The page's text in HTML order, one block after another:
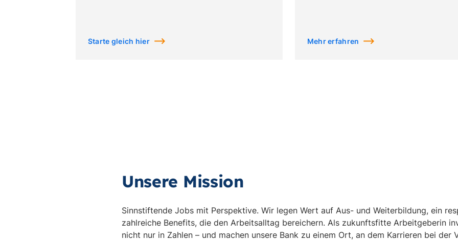
Starte gleich hier Mehr erfahren
Unsere Mission
Sinnstiftende Jobs mit Perspektive. Wir legen Wert auf Aus- und Weiterbildung, ein
zahlreiche Benefits, die den Arbeitsalltag bereichern. Als zukunftsfitte Arbeitgeberin
nicht nur in Zahlen – und machen unsere Bank zu einem Ort, an dem Karrieren bei der